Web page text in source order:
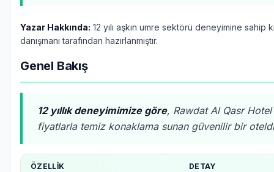
Yazar Hakkında: 12 yılı aşkın umre sektörü deneyimine sahip
danışmanı tarafından hazırlanmıştır.
Genel Bakış
12 yıllık deneyimimize göre, Rawdat Al Qasr
fiyatlarla temiz konaklama sunan güvenilir bir
ÖZELLIK DETAY